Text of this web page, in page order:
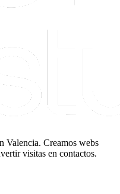
Valencia. Creamos webs
visitas en contactos.